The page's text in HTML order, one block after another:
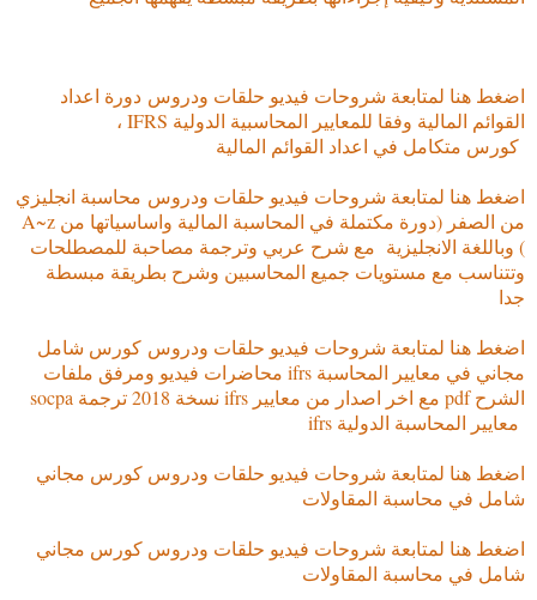
اضغط هنا لمتابعة شروحات فيديو حلقات ودروس دورة اعداد
القوائم المالية وفقا للمعايير المحاسبية الدولية IFRS ،
كورس متكامل في اعداد القوائم المالية
اضغط هنا لمتابعة شروحات فيديو حلقات ودروس محاسبة انجليزي
من الصفر (دورة مكتملة في المحاسبة المالية واساسياتها من A~z
) وباللغة الانجليزية مع شرح عربي وترجمة مصاحبة للمصطلحات
وتتناسب مع مستويات جميع المحاسبين وشرح بطريقة مبسطة
جدا
اضغط هنا لمتابعة شروحات فيديو حلقات ودروس كورس شامل
مجاني في معايير المحاسبة ifrs محاضرات فيديو ومرفق ملفات
معايير المحاسبة الدولية ifrs
اضغط هنا لمتابعة شروحات فيديو حلقات ودروس كورس مجاني
شامل في محاسبة المقاولات
اضغط هنا لمتابعة شروحات فيديو حلقات ودروس كورس مجاني
شامل في محاسبة المقاولات